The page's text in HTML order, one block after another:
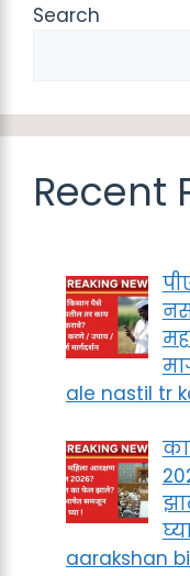
Search
Recent
ale nastil tr
aarakshan